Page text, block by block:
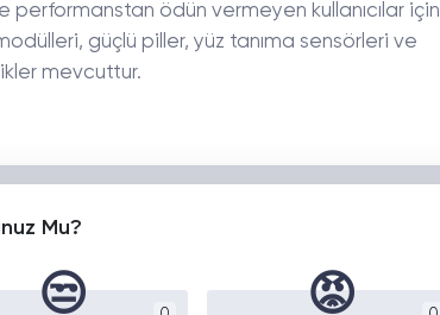
ödün vermeyen kullanıcılar için
güçlü piller, yüz tanıma sensörleri ve
mevcuttur.
Mu?
😒 😡